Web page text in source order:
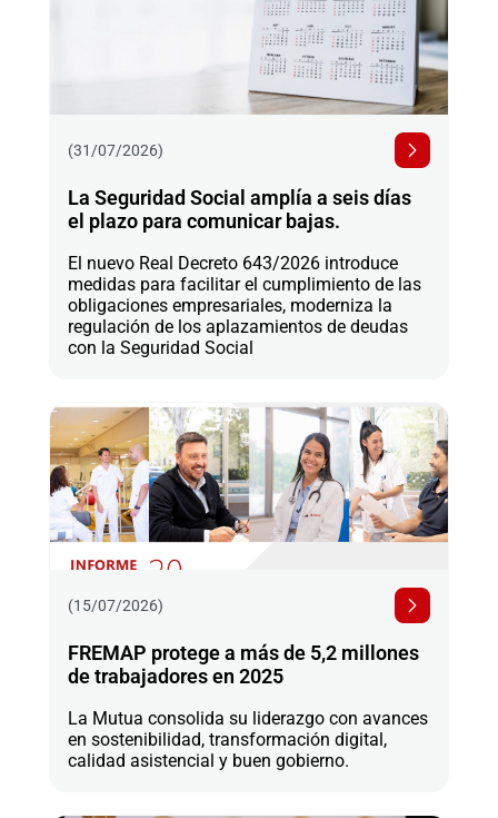
(31/07/2026)
La Seguridad Social amplía a seis días
el plazo para comunicar bajas.
El nuevo Real Decreto 643/2026 introduce
medidas para facilitar el cumplimiento de las
obligaciones empresariales, moderniza la
regulación de los aplazamientos de deudas
con la Seguridad Social
(15/07/2026)
FREMAP protege a más de 5,2 millones
de trabajadores en 2025
La Mutua consolida su liderazgo con avances
en sostenibilidad, transformación digital,
calidad asistencial y buen gobierno.